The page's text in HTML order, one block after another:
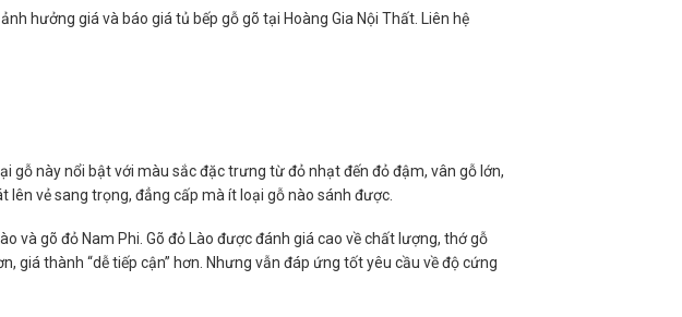
hưởng giá và báo giá tủ bếp gỗ gõ tại Hoàng Gia Nội Thất. Liên hệ
gỗ này nổi bật với màu sắc đặc trưng từ đỏ nhạt đến đỏ đậm, vân gỗ lớn,
lên vẻ sang trọng, đẳng cấp mà ít loại gỗ nào sánh được.
và gõ đỏ Nam Phi. Gõ đỏ Lào được đánh giá cao về chất lượng, thớ gỗ
giá thành “dễ tiếp cận” hơn. Nhưng vẫn đáp ứng tốt yêu cầu về độ cứng